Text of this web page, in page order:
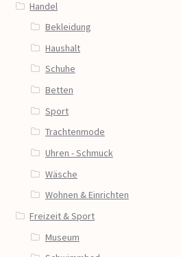
Handel
Bekleidung
Haushalt
Schuhe
Betten
Sport
Trachtenmode
Uhren - Schmuck
Wäsche
Wohnen & Einrichten
Freizeit & Sport
Museum